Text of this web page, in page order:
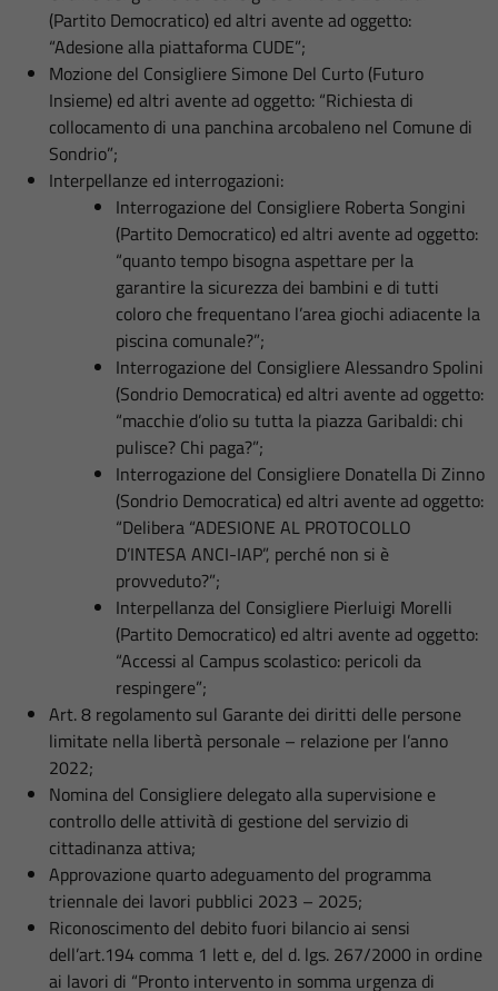
(Partito Democratico) ed altri avente ad oggetto:
“Adesione alla piattaforma CUDE”;
Mozione del Consigliere Simone Del Curto (Futuro
Insieme) ed altri avente ad oggetto: “Richiesta di
collocamento di una panchina arcobaleno nel Comune di
Sondrio”;
Interpellanze ed interrogazioni:
Interrogazione del Consigliere Roberta Songini
(Partito Democratico) ed altri avente ad oggetto:
“quanto tempo bisogna aspettare per la
garantire la sicurezza dei bambini e di tutti
coloro che frequentano l’area giochi adiacente la
piscina comunale?”;
Interrogazione del Consigliere Alessandro Spolini
(Sondrio Democratica) ed altri avente ad oggetto:
“macchie d’olio su tutta la piazza Garibaldi: chi
pulisce? Chi paga?”;
Interrogazione del Consigliere Donatella Di Zinno
(Sondrio Democratica) ed altri avente ad oggetto:
“Delibera “ADESIONE AL PROTOCOLLO
D’INTESA ANCI-IAP”, perché non si è
provveduto?”;
Interpellanza del Consigliere Pierluigi Morelli
(Partito Democratico) ed altri avente ad oggetto:
“Accessi al Campus scolastico: pericoli da
respingere”;
Art. 8 regolamento sul Garante dei diritti delle persone
limitate nella libertà personale – relazione per l’anno
2022;
Nomina del Consigliere delegato alla supervisione e
controllo delle attività di gestione del servizio di
cittadinanza attiva;
Approvazione quarto adeguamento del programma
triennale dei lavori pubblici 2023 – 2025;
Riconoscimento del debito fuori bilancio ai sensi
dell’art.194 comma 1 lett e, del d. lgs. 267/2000 in ordine
ai lavori di “Pronto intervento in somma urgenza di